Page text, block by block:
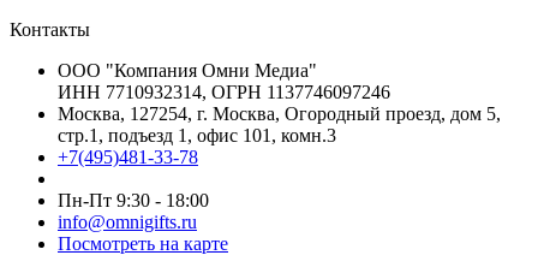
Контакты
ООО "Компания Омни Медиа"
ИНН 7710932314, ОГРН 1137746097246
Москва, 127254, г. Москва, Огородный проезд, дом 5,
стр.1, подъезд 1, офис 101, комн.3
+7(495)481-33-78
Пн-Пт 9:30 - 18:00
info@omnigifts.ru
Посмотреть на карте